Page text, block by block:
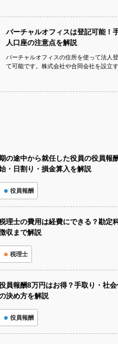
バーチャルオフィスは登記可能！
人口座の注意点を解説
バーチャルオフィスの住所を使って法人
て可能です。株式会社や合同会社を設立
の途中から就任した役員の役員報
・日割り・損金算入を解説
役員報酬
理士の費用は経費にできる？勘定
収まで解説
税理士
員報酬8万円はお得？手取り・社
決め方を解説
役員報酬